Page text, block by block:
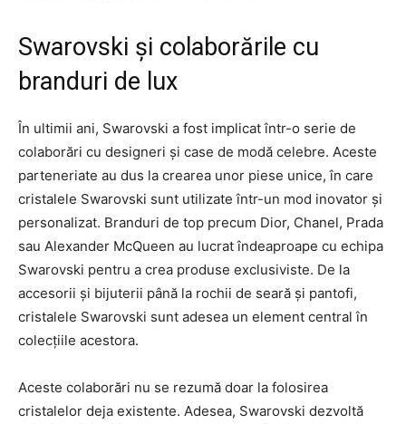
Swarovski și colaborările cu
branduri de lux
În ultimii ani, Swarovski a fost implicat într-o serie de
colaborări cu designeri și case de modă celebre. Aceste
parteneriate au dus la crearea unor piese unice, în care
cristalele Swarovski sunt utilizate într-un mod inovator și
personalizat. Branduri de top precum Dior, Chanel, Prada
sau Alexander McQueen au lucrat îndeaproape cu echipa
Swarovski pentru a crea produse exclusiviste. De la
accesorii și bijuterii până la rochii de seară și pantofi,
cristalele Swarovski sunt adesea un element central în
colecțiile acestora.
Aceste colaborări nu se rezumă doar la folosirea
cristalelor deja existente. Adesea, Swarovski dezvoltă